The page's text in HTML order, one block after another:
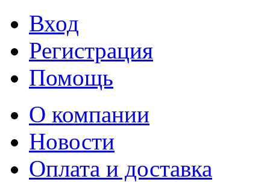
Вход
Регистрация
Помощь
О компании
Новости
Оплата и доставка